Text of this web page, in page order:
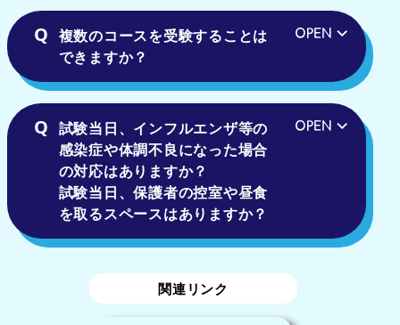
複数のコースを受験することは
できますか？
試験当日、インフルエンザ等の
感染症や体調不良になった場合
の対応はありますか？
試験当日、保護者の控室や昼食
を取るスペースはありますか？
関連リンク